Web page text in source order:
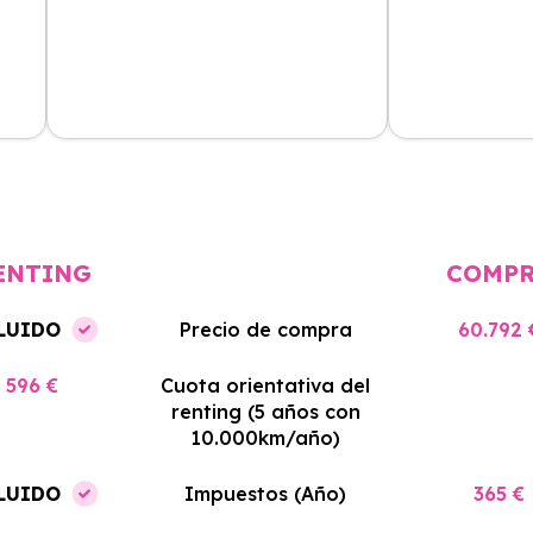
Precio de compra 60.792
596 €
Cuota orientativa del
renting (5 años con
10.000km/año)
Impuestos (Año) 365 €